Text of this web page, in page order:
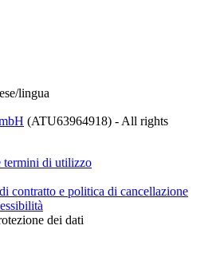
lingua
(ATU63964918) - All rights
termini di utilizzo
contratto e politica di cancellazione
dei dati